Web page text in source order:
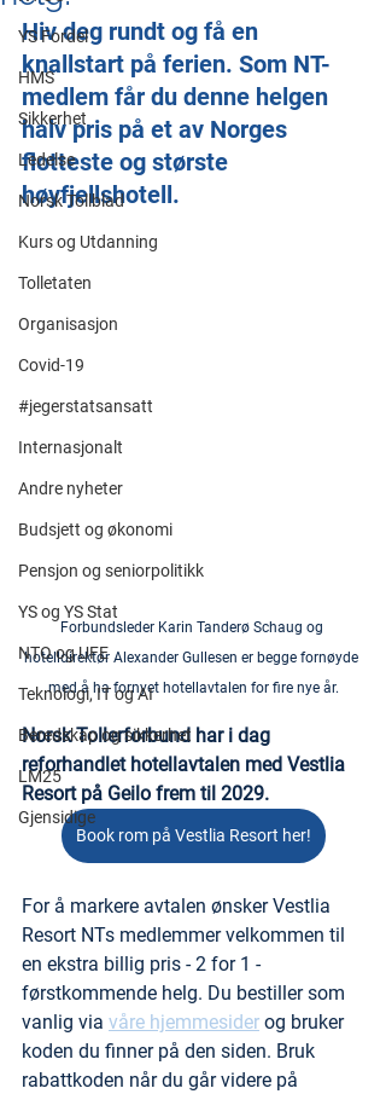
YS Fordel
HMS
Sikkerhet
Ledelse
Norsk Tollblad
Kurs og Utdanning
Tolletaten
Organisasjon
Covid-19
#jegerstatsansatt
Internasjonalt
Andre nyheter
Budsjett og økonomi
Pensjon og seniorpolitikk
YS og YS Stat
NTO og UFE
Teknologi, IT og AI
Beredskap og sikkerhet
LM25
Gjensidige
Hiv deg rundt og få en
knallstart på ferien. Som NT-
medlem får du denne helgen
halv pris på et av Norges
flotteste og største
høyfjellshotell.
Forbundsleder Karin Tanderø Schaug og
hotelldirektør Alexander Gullesen er begge fornøyde
med å ha fornyet hotellavtalen for fire nye år.
Norsk Tollerforbund har i dag
reforhandlet hotellavtalen med Vestlia
Resort på Geilo frem til 2029.
Book rom på Vestlia Resort her!
For å markere avtalen ønsker Vestlia
Resort NTs medlemmer velkommen til
en ekstra billig pris - 2 for 1 -
førstkommende helg. Du bestiller som
vanlig via våre hjemmesider og bruker
koden du finner på den siden. Bruk
rabattkoden når du går videre på